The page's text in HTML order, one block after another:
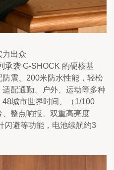
力出众
承袭 G-SHOCK 的硬核基
震、200米防水性能，轻松
配通勤、户外、运动等多种
城市世界时间、（1/100
整点响报、双重高亮度
闪避等功能，电池续航约3